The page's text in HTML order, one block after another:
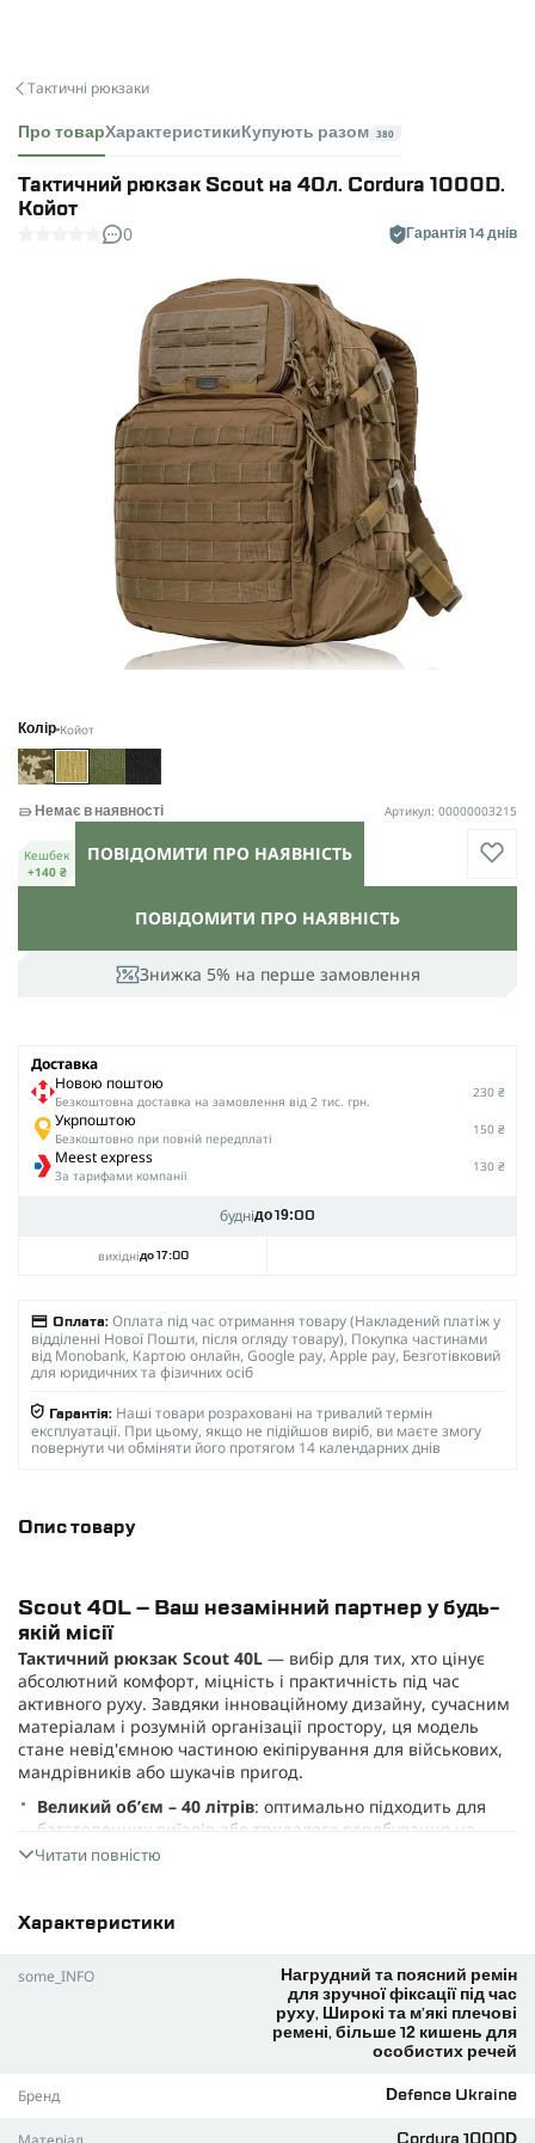
Тактичні рюкзаки
Про товарХарактеристики Купують разом 380
Тактичний рюкзак Scout на 40л. Cordura 1000D.
Койот
0 Гарантія 14 днів
Колір Койот
Знижка 5% на перше замовлення
ПОВІДОМИТИ ПРО НАЯВНІСТЬ
Немає в наявності Артикул: 00000003215
Кешбек
+140 ₴
ПОВІДОМИТИ ПРО НАЯВНІСТЬ
Доставка
Новою поштою
Безкоштовна доставка на замовлення від 2 тис. грн.
230 ₴
Укрпоштою
Безкоштовно при повній передплаті
150 ₴
Meest express
За тарифами компанії
130 ₴
буднідо 19:00
вихіднідо 17:00
Оплата: Оплата під час отримання товару (Накладений платіж у
відділенні Нової Пошти, після огляду товару), Покупка частинами
від Monobank, Картою онлайн, Google pay, Apple pay, Безготівковий
для юридичних та фізичних осіб
Гарантія: Наші товари розраховані на тривалий термін
експлуатації. При цьому, якщо не підійшов виріб, ви маєте змогу
повернути чи обміняти його протягом 14 календарних днів
Опис товару
Scout 40L – Ваш незамінний партнер у будь-
якій місії
Тактичний рюкзак Scout 40L — вибір для тих, хто цінує
абсолютний комфорт, міцність і практичність під час
активного руху. Завдяки інноваційному дизайну, сучасним
матеріалам і розумній організації простору, ця модель
стане невід'ємною частиною екіпірування для військових,
мандрівників або шукачів пригод.
Великий об’єм – 40 літрів: оптимально підходить для
багатоденних виїздів або тривалого перебування на
природі. Ви зможете розмістити все: від їжі й води до
у найсуворіших погодних та польових умовах. Ваші речі
ушкоджень.
Рюкзак має низку відділень та функціональних кишень:
головне відділення
зі зручними внутрішніми
Фронтальні та верхні кишені
ідеальні для дрібниць, які
Читати повністю
Характеристики
some_INFO
Нагрудний та поясний ремін
для зручної фіксації під час
руху, Широкі та м’які плечові
ремені, більше 12 кишень для
особистих речей
Бренд Defence Ukraine
Cordura 1000D